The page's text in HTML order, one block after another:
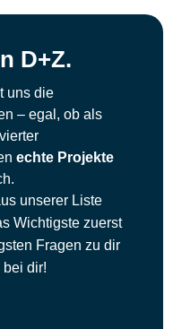
D+Z.
uns die
– egal, ob als
echte Projekte
unserer Liste
Wichtigste zuerst
Fragen zu dir
dir!